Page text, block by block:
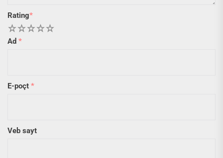
Rating*
5
4
3
2
Ad *
E-poçt *
Veb sayt